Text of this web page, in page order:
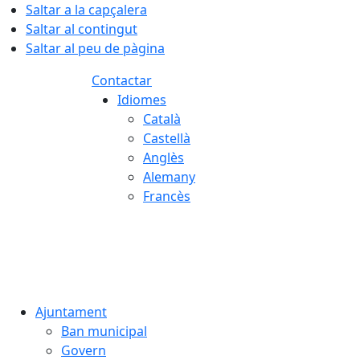
Saltar a la capçalera
Saltar al contingut
Saltar al peu de pàgina
Contactar
Idiomes
Català
Castellà
Anglès
Alemany
Francès
Ajuntament
Ban municipal
Govern